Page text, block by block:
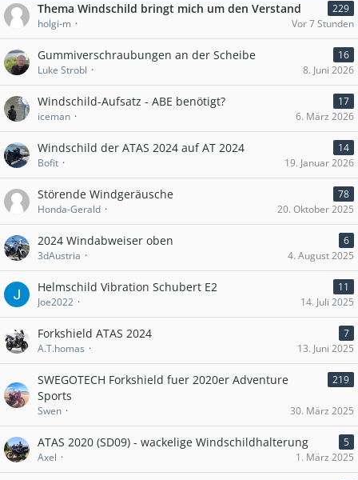
Thema Windschild bringt mich um den Verstand
229
holgi-m
Vor 7 Stunden
Gummiverschraubungen an der Scheibe
16
Luke Strobl
8. Juni 2026
Windschild-Aufsatz - ABE benötigt?
17
iceman
6. März 2026
Windschild der ATAS 2024 auf AT 2024
14
Bofit
19. Januar 2026
Störende Windgeräusche
78
Honda-Gerald
20. Oktober 2025
2024 Windabweiser oben
6
3dAustria
4. August 2025
Helmschild Vibration Schubert E2
11
Joe2022
14. Juli 2025
Forkshield ATAS 2024
7
A.T.homas
13. Juni 2025
SWEGOTECH Forkshield fuer 2020er Adventure
Sports
219
Swen 30. März 2025
ATAS 2020 (SD09) - wackelige Windschildhalterung
5
Axel
1. März 2025